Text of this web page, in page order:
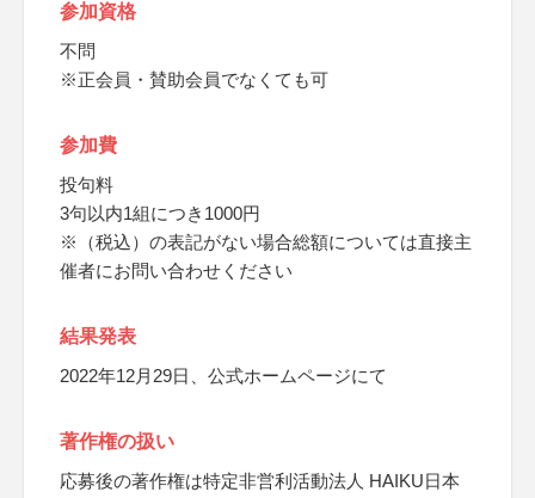
参加資格
不問
※正会員・賛助会員でなくても可
参加費
投句料
3句以内1組につき1000円
※（税込）の表記がない場合総額については直接主
催者にお問い合わせください
結果発表
2022年12月29日、公式ホームページにて
著作権の扱い
応募後の著作権は特定非営利活動法人 HAIKU日本